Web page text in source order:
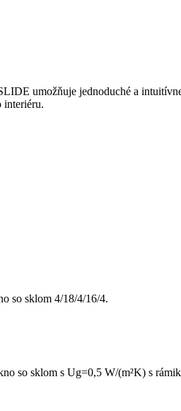
umožňuje jednoduché a
interiéru.
so sklom 4/18/4/16/4.
so sklom s Ug=0,5 W/(m²K) s